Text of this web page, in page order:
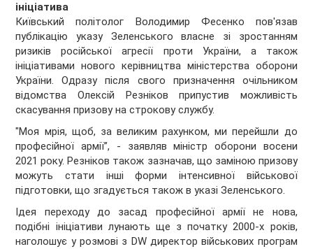
ініціатива
Київський політолог Володимир Фесенко пов'язав
публікацію указу Зеленського власне зі зростанням
ризиків російської агресії проти України, а також
ініціативами нового керівництва міністерства оборони
України. Одразу після свого призначення очільником
відомства Олексій Резніков припустив можливість
скасування призову на строкову службу.
"Моя мрія, щоб, за великим рахунком, ми перейшли до
професійної армії”, - заявляв міністр оборони восени
2021 року. Резніков також зазначав, що заміною призову
можуть стати інші форми інтенсивної військової
підготовки, що згадується також в указі Зеленського.
Ідея переходу до засад професійної армії не нова,
подібні ініціативи лунають ще з початку 2000-х років,
наголошує у розмові з DW директор військових програм